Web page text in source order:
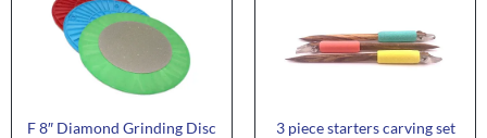
F 8″ Diamond Grinding Disc
3 piece starters carving set